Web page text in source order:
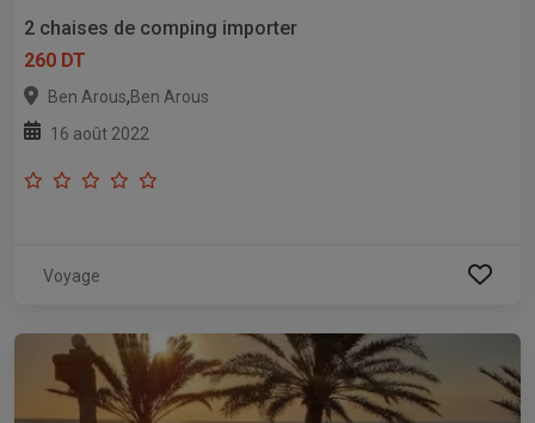
2 chaises de comping importer
260 DT
Ben Arous,Ben Arous
16 août 2022
Voyage